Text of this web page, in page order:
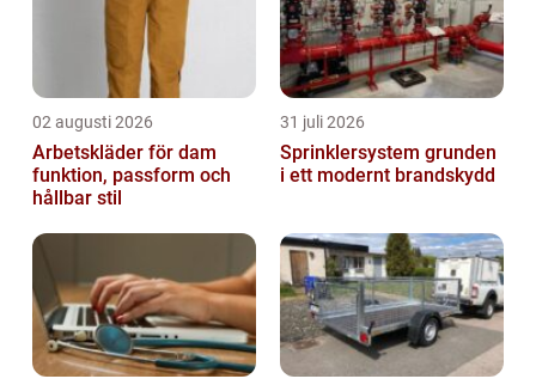
02 augusti 2026
Arbetskläder för dam
funktion, passform och
hållbar stil
31 juli 2026
Sprinklersystem grunden
i ett modernt brandskydd